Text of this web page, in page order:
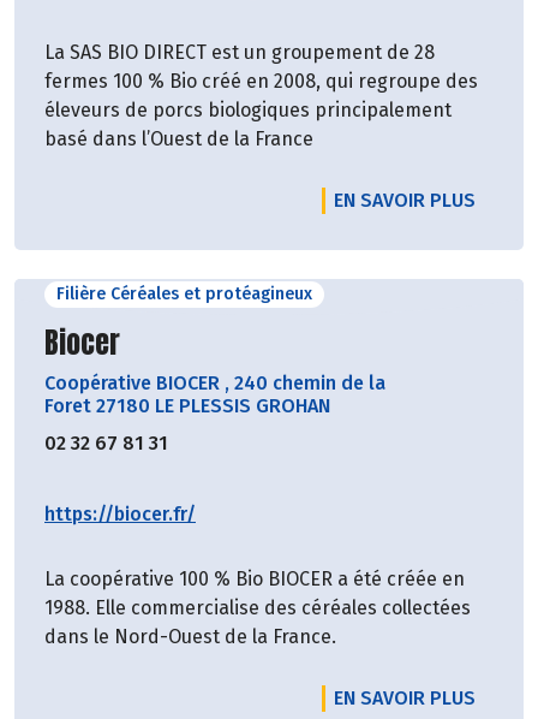
La SAS BIO DIRECT est un groupement de 28
fermes 100 % Bio créé en 2008, qui regroupe des
éleveurs de porcs biologiques principalement
basé dans l’Ouest de la France
EN SAVOIR PLUS
Filière Céréales et protéagineux
Découvrir le producteur
Biocer
Coopérative BIOCER , 240 chemin de la
Foret 27180 LE PLESSIS GROHAN
02 32 67 81 31
https://biocer.fr/
La coopérative 100 % Bio BIOCER a été créée en
1988. Elle commercialise des céréales collectées
dans le Nord-Ouest de la France.
EN SAVOIR PLUS